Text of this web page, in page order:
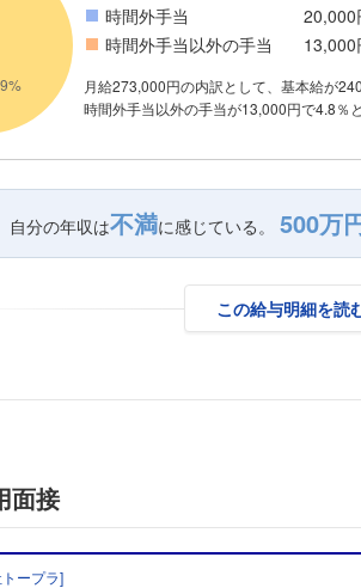
時間外手当
20,000
時間外手当以外の手当
13,000
月給273,000円の内訳として、基本給が
時間外手当以外の手当が13,000円で4.8％
自分の年収は不満に感じている。 500万
この給与明細を読
面接
ープラ]